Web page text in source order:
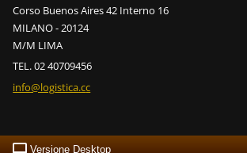
Corso Buenos Aires 42 Interno 16
MILANO - 20124
M/M LIMA
TEL. 02 40709456
info@logistica.cc
Versione Desktop